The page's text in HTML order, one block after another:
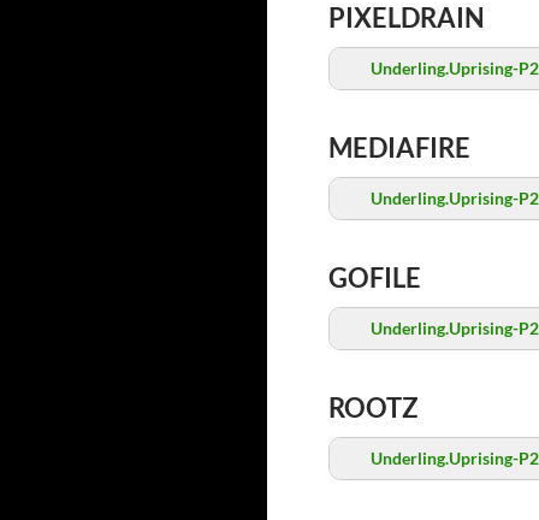
PIXELDRAIN
Underling.Uprising-
MEDIAFIRE
Underling.Uprising-
GOFILE
Underling.Uprising-
ROOTZ
Underling.Uprising-